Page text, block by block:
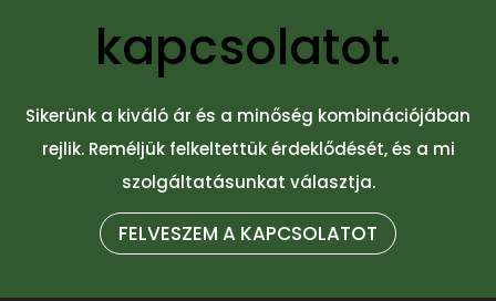
kapcsolatot.
Sikerünk a kiváló ár és a minőség kombinációjában
rejlik. Reméljük felkeltettük érdeklődését, és a mi
szolgáltatásunkat választja.
FELVESZEM A KAPCSOLATOT